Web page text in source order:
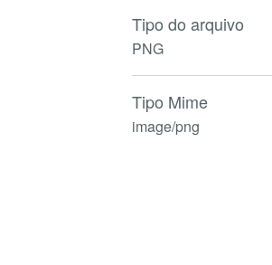
Tipo do arquivo
PNG
Tipo Mime
image/png